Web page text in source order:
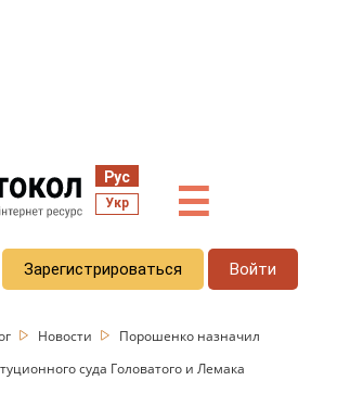
Рус
Укр ☰
Зарегистрироваться Войти
Новости
Порошенко назначил
суда Головатого и Лемака